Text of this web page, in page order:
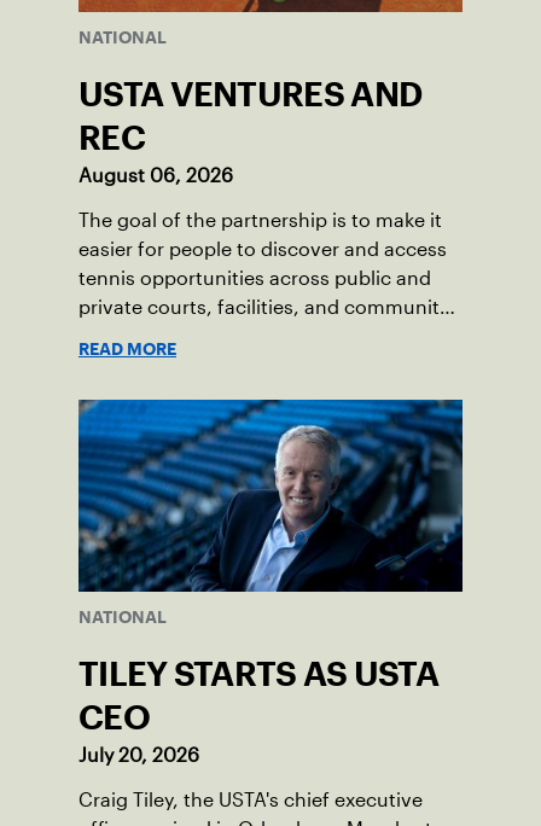
NATIONAL
USTA VENTURES AND
REC
August 06, 2026
The goal of the partnership is to make it
easier for people to discover and access
tennis opportunities across public and
private courts, facilities, and community
READ MORE
NATIONAL
TILEY STARTS AS USTA
CEO
July 20, 2026
Craig Tiley, the USTA's chief executive